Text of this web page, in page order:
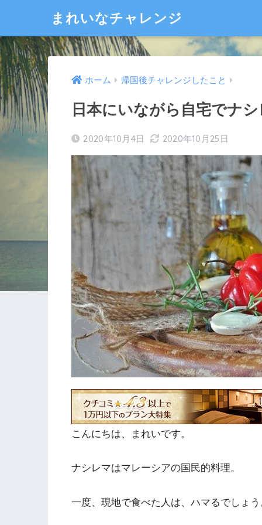
まれいなチャレンジ
ホーム 帰国後チャレンジしたこと
日本にいながら自宅でナ
2020年10月4日 2020年10月25日
こんにちは、まれいです。
ナシレマはマレーシアの国民的料理。
一度、現地で食べた人は、ハマるでしょ